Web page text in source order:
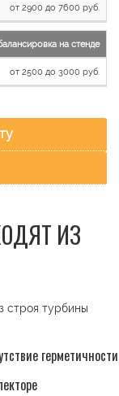
от 2900 до 7600 руб.
на стенде
от 2500 до 3000 руб.
ИЗ
строя турбины
герметичности